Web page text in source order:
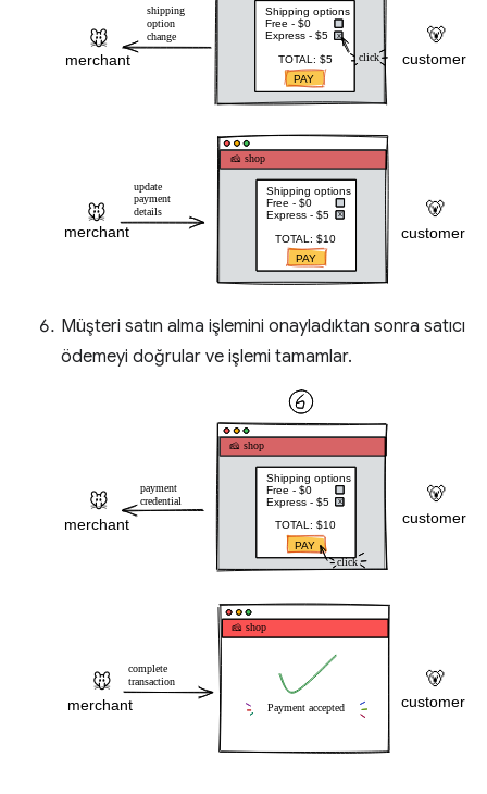
Müşteri satın alma işlemini onayladıktan sonra satıcı
ödemeyi doğrular ve işlemi tamamlar.